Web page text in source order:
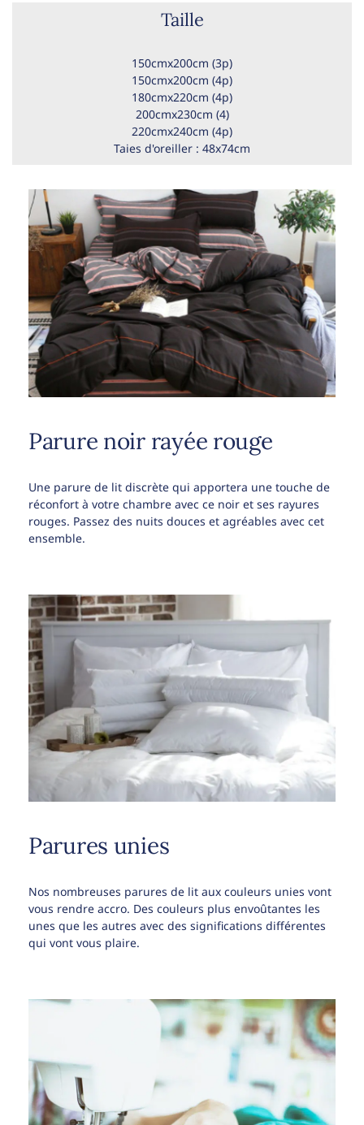
Taille
150cmx200cm (3p)
150cmx200cm (4p)
180cmx220cm (4p)
200cmx230cm (4)
220cmx240cm (4p)
Taies d'oreiller : 48x74cm
Parure noir rayée rouge
Une parure de lit discrète qui apportera une touche de
réconfort à votre chambre avec ce noir et ses rayures
rouges. Passez des nuits douces et agréables avec cet
ensemble.
Parures unies
Nos nombreuses parures de lit aux couleurs unies vont
vous rendre accro. Des couleurs plus envoûtantes les
unes que les autres avec des significations différentes
qui vont vous plaire.